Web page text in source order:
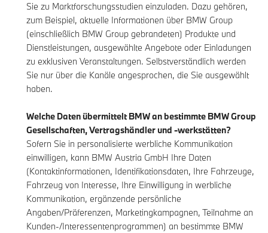
Sie zu Marktforschungsstudien einzuladen. Dazu gehören,
zum Beispiel, aktuelle Informationen über BMW Group
(einschließlich BMW Group gebrandeten) Produkte und
Dienstleistungen, ausgewählte Angebote oder Einladungen
zu exklusiven Veranstaltungen. Selbstverständlich werden
Sie nur über die Kanäle angesprochen, die Sie ausgewählt
haben.
Welche Daten übermittelt BMW an bestimmte BMW Group
Gesellschaften, Vertragshändler und -werkstätten?
Sofern Sie in personalisierte werbliche Kommunikation
einwilligen, kann BMW Austria GmbH Ihre Daten
(Kontaktinformationen, Identifikationsdaten, Ihre Fahrzeuge,
Fahrzeug von Interesse, Ihre Einwilligung in werbliche
Kommunikation, ergänzende persönliche
Angaben/Präferenzen, Marketingkampagnen, Teilnahme an
Kunden-/Interessentenprogrammen) an bestimmte BMW